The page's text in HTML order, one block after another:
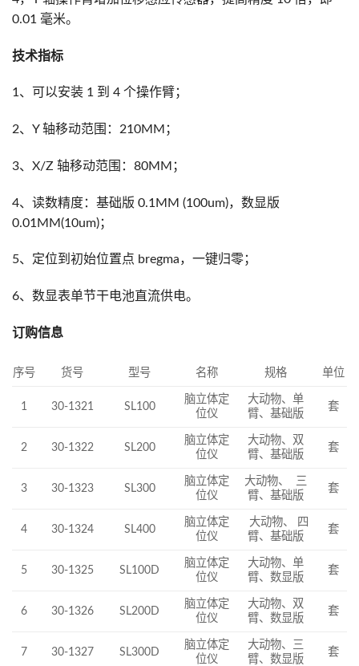
0.01 毫米。
技术指标
1、可以安装 1 到 4 个操作臂；
2、Y 轴移动范围：210MM；
3、X/Z 轴移动范围：80MM；
4、读数精度：基础版 0.1MM (100um)，数显版
0.01MM(10um)；
5、定位到初始位置点 bregma，一键归零；
6、数显表单节干电池直流供电。
订购信息
序号 货号 型号 名称 规格 单位
1 30-1321 SL100
脑立体定
位仪
大动物、单
臂、基础版
套
2 30-1322 SL200
脑立体定
位仪
大动物、双
臂、基础版
套
3 30-1323 SL300
脑立体定
位仪
大动物、 三
臂、基础版
套
4 30-1324 SL400
脑立体定
位仪
大动物、 四
臂、基础版
套
5 30-1325 SL100D
脑立体定
位仪
大动物、单
臂、数显版
套
6 30-1326 SL200D
脑立体定
位仪
大动物、双
臂、数显版
套
7 30-1327 SL300D
脑立体定
位仪
大动物、三
臂、数显版
套